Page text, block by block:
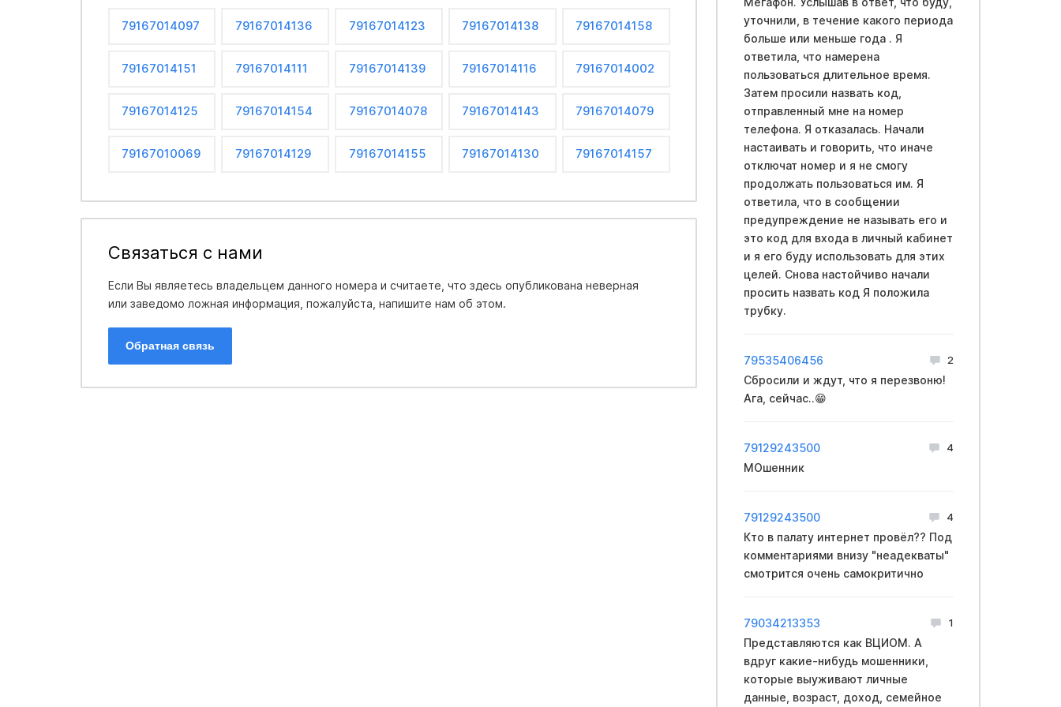
79167014097 79167014136 79167014123 79167014138 79167014158
79167014151 79167014111 79167014139 79167014116 79167014002
79167014125 79167014154 79167014078 79167014143 79167014079
79167010069 79167014129 79167014155 79167014130 79167014157
Связаться с нами
Если Вы являетесь владельцем данного номера и считаете, что здесь опубликована неверная
или заведомо ложная информация, пожалуйста, напишите нам об этом.
Обратная связь
уточнили, в течение какого периода
больше или меньше года . Я
ответила, что намерена
пользоваться длительное время.
Затем просили назвать код,
отправленный мне на номер
телефона. Я отказалась. Начали
настаивать и говорить, что иначе
отключат номер и я не смогу
продолжать пользоваться им. Я
ответила, что в сообщении
предупреждение не называть его и
это код для входа в личный кабинет
и я его буду использовать для этих
целей. Снова настойчиво начали
просить назвать код Я положила
трубку.
79535406456 2
Сбросили и ждут, что я перезвоню!
Ага, сейчас..😁
79129243500 4
МОшенник
79129243500 4
Кто в палату интернет провёл?? Под
комментариями внизу "неадекваты"
смотрится очень самокритично
79034213353 1
Представляются как ВЦИОМ. А
вдруг какие-нибудь мошенники,
которые выуживают личные
данные, возраст, доход, семейное